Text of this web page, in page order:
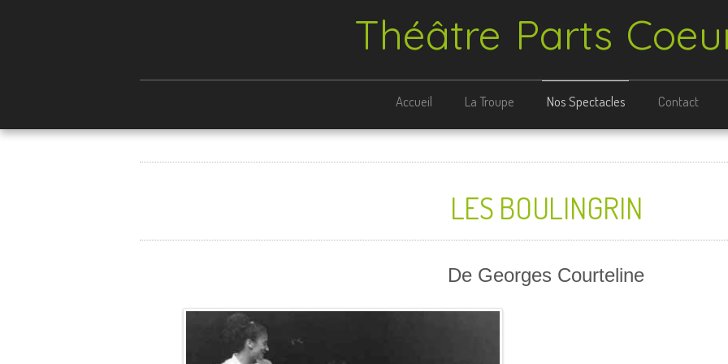
Théâtre Parts
Accueil La Troupe Nos Spectacles Contact
LES BOULINGRIN
De Georges Courteline